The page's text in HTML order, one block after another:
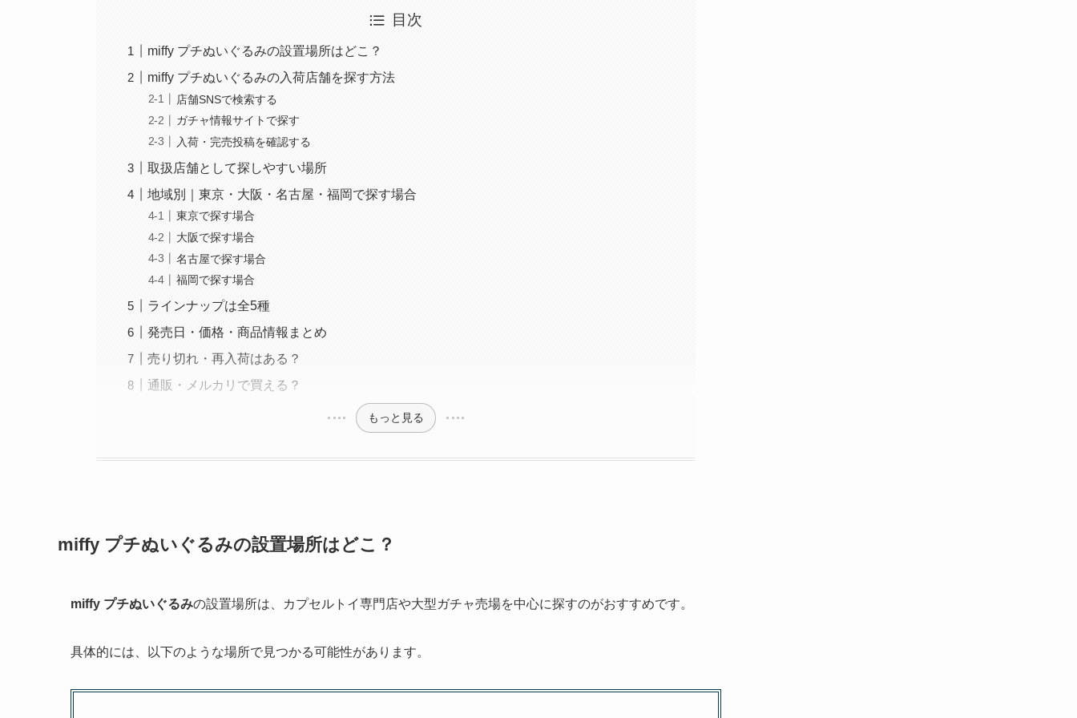
目次
miffy プチぬいぐるみの設置場所はどこ？
miffy プチぬいぐるみの入荷店舗を探す方法
店舗SNSで検索する
ガチャ情報サイトで探す
入荷・完売投稿を確認する
取扱店舗として探しやすい場所
地域別｜東京・大阪・名古屋・福岡で探す場合
東京で探す場合
大阪で探す場合
名古屋で探す場合
福岡で探す場合
ラインナップは全5種
発売日・価格・商品情報まとめ
売り切れ・再入荷はある？
通販・メルカリで買える？
もっと見る
miffy プチぬいぐるみの設置場所はどこ？
miffy プチぬいぐるみの設置場所は、カプセルトイ専門店や大型ガチャ売場を中心に探すのがおすすめです。
具体的には、以下のような場所で見つかる可能性があります。